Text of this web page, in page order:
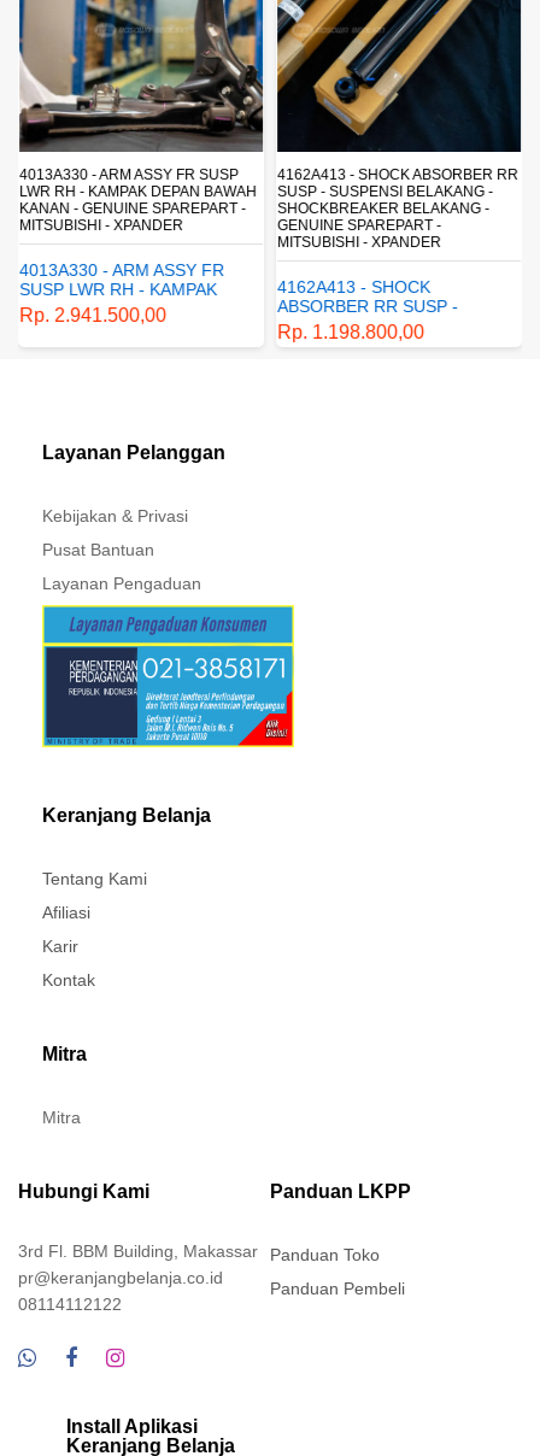
4013A330 - ARM ASSY FR SUSP
LWR RH - KAMPAK DEPAN BAWAH
KANAN - GENUINE SPAREPART -
MITSUBISHI - XPANDER
4013A330 - ARM ASSY FR
SUSP LWR RH - KAMPAK
DEPAN BAWAH KANAN -
GENUINE SPAREPART -
MITSUBISHI - XPANDER
Rp. 2.941.500,00
4162A413 - SHOCK ABSORBER RR
SUSP - SUSPENSI BELAKANG -
SHOCKBREAKER BELAKANG -
GENUINE SPAREPART -
MITSUBISHI - XPANDER
4162A413 - SHOCK
ABSORBER RR SUSP -
SUSPENSI BELAKANG -
SHOCKBREAKER BELAKANG
Rp. 1.198.800,00
Layanan Pelanggan
Kebijakan & Privasi
Pusat Bantuan
Layanan Pengaduan
Keranjang Belanja
Tentang Kami
Afiliasi
Karir
Kontak
Mitra
Mitra
Hubungi Kami
3rd Fl. BBM Building, Makassar
pr@keranjangbelanja.co.id
08114112122
Panduan LKPP
Panduan Toko
Panduan Pembeli
Install Aplikasi
Keranjang Belanja